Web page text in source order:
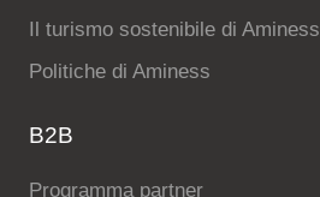
Il turismo sostenibile di Aminess
Politiche di Aminess
B2B
Programma partner